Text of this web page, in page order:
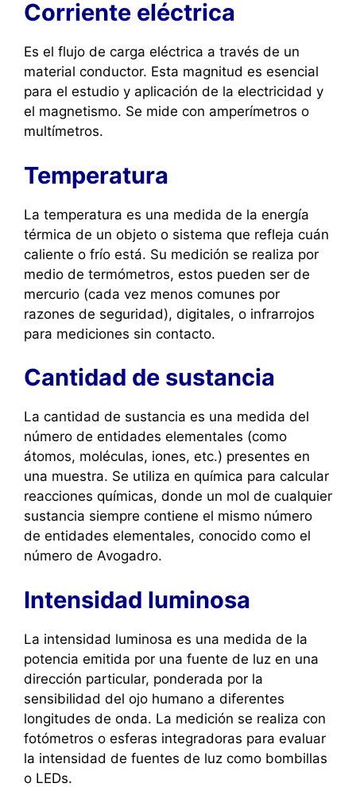
Corriente eléctrica
Es el flujo de carga eléctrica a través de un
material conductor. Esta magnitud es esencial
para el estudio y aplicación de la electricidad y
el magnetismo. Se mide con amperímetros o
multímetros.
Temperatura
La temperatura es una medida de la energía
térmica de un objeto o sistema que refleja cuán
caliente o frío está. Su medición se realiza por
medio de termómetros, estos pueden ser de
mercurio (cada vez menos comunes por
razones de seguridad), digitales, o infrarrojos
para mediciones sin contacto.
Cantidad de sustancia
La cantidad de sustancia es una medida del
número de entidades elementales (como
átomos, moléculas, iones, etc.) presentes en
una muestra. Se utiliza en química para calcular
reacciones químicas, donde un mol de cualquier
sustancia siempre contiene el mismo número
de entidades elementales, conocido como el
número de Avogadro.
Intensidad luminosa
La intensidad luminosa es una medida de la
potencia emitida por una fuente de luz en una
dirección particular, ponderada por la
sensibilidad del ojo humano a diferentes
longitudes de onda. La medición se realiza con
fotómetros o esferas integradoras para evaluar
la intensidad de fuentes de luz como bombillas
o LEDs.